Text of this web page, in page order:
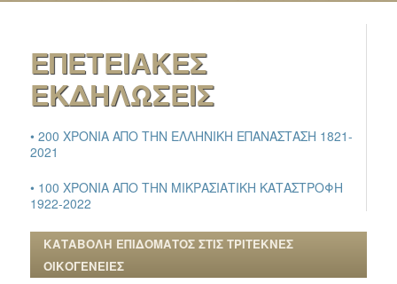
ΕΠΕΤΕΙΑΚΕΣ
ΕΚΔΗΛΩΣΕΙΣ
• 200 ΧΡΟΝΙΑ ΑΠΟ ΤΗΝ ΕΛΛΗΝΙΚΗ ΕΠΑΝΑΣΤΑΣΗ 1821-
2021
• 100 ΧΡΟΝΙΑ ΑΠΟ ΤΗΝ ΜΙΚΡΑΣΙΑΤΙΚΗ ΚΑΤΑΣΤΡΟΦΗ
1922-2022
ΚΑΤΑΒΟΛΗ ΕΠΙΔΟΜΑΤΟΣ ΣΤΙΣ ΤΡΙΤΕΚΝΕΣ
ΟΙΚΟΓΕΝΕΙΕΣ